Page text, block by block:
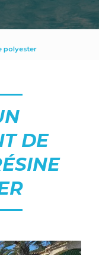
polyester
DE